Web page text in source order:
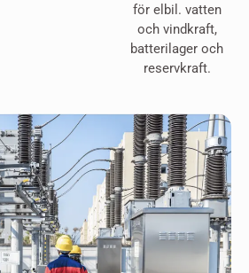
för elbil. vatten
och vindkraft,
batterilager och
reservkraft.